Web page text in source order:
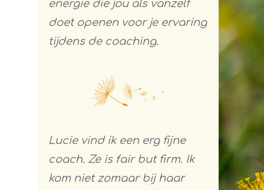
energie die jou als vanzelf
doet openen voor je ervaring
tijdens de coaching.
Lucie vind ik een erg fijne
coach. Ze is fair but firm. Ik
kom niet zomaar bij haar